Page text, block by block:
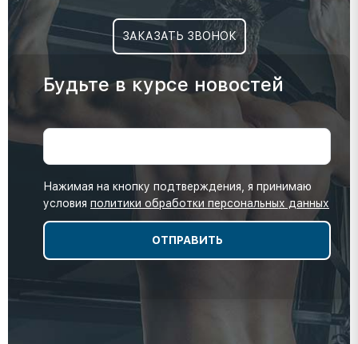
ЗАКАЗАТЬ ЗВОНОК
Будьте в курсе новостей
Нажимая на кнопку подтверждения, я принимаю
условия политики обработки персональных данных